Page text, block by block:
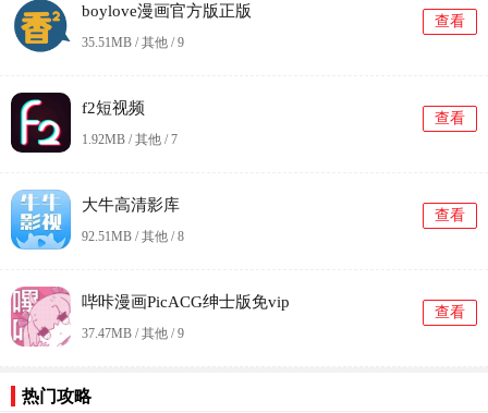
boylove漫画官方版正版
35.51MB / 其他 /9
查看
f2短视频
1.92MB / 其他 /7
查看
大牛高清影库
92.51MB / 其他 /8
查看
哔咔漫画PicACG绅士版免vip
37.47MB / 其他 /9
查看
热门攻略